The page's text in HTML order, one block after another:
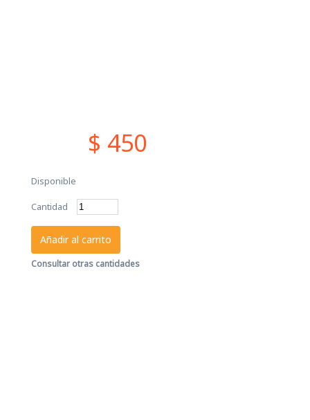
$ 450
Disponible
Cantidad
Añadir al carrito
Consultar otras cantidades